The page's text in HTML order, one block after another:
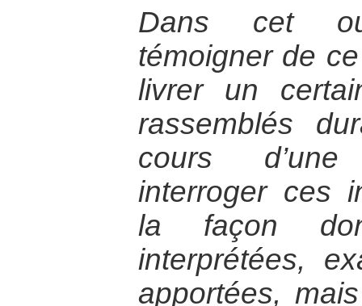
Dans cet
témoigner de
livrer un
rassemblés
cours d’une
interroger ces
la façon
interprétées,
apportées,